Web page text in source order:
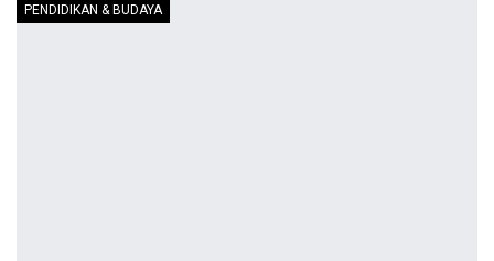
PENDIDIKAN & BUDAYA